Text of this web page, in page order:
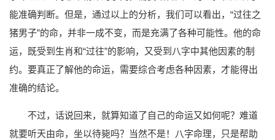
能准确判断。但是，通过以上的分析，我们可以看出，“过往之
猪男子”的命，并非一成不变，而是充满了各种可能性。他的命
运，既受到生肖和“过往”的影响，又受到八字中其他因素的制
约。要真正了解他的命运，需要综合考虑各种因素，才能得出
准确的结论。
不过，话说回来，就算知道了自己的命运又如何呢？难道
就要听天由命，坐以待毙吗？当然不是！八字命理，只是帮助